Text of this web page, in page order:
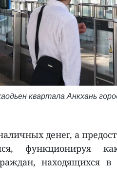
квартала Анкхань
денег, а
функционируя
находящихся в